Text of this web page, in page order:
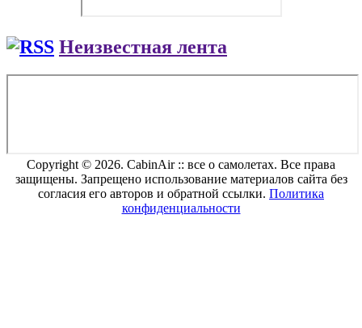
Неизвестная лента
Copyright © 2026. CabinAir :: все о самолетах. Все права
защищены. Запрещено использование материалов сайта без
согласия его авторов и обратной ссылки. Политика
конфиденциальности